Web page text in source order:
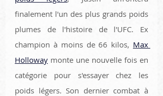
finalement l'un des plus grands poids
plumes de l'histoire de l'UFC. Ex
champion à moins de 66 kilos, Max
Holloway monte une nouvelle fois en
catégorie pour s'essayer chez les
poids légers. Son dernier combat à